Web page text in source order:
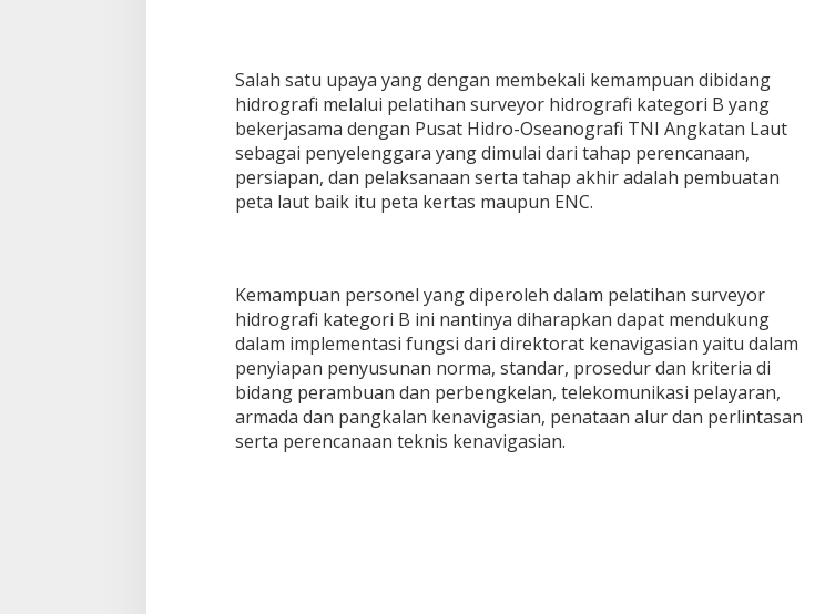
Salah satu upaya yang dengan membekali kemampuan dibidang
hidrografi melalui pelatihan surveyor hidrografi kategori B yang
bekerjasama dengan Pusat Hidro-Oseanografi TNI Angkatan Laut
sebagai penyelenggara yang dimulai dari tahap perencanaan,
persiapan, dan pelaksanaan serta tahap akhir adalah pembuatan
peta laut baik itu peta kertas maupun ENC.
Kemampuan personel yang diperoleh dalam pelatihan surveyor
hidrografi kategori B ini nantinya diharapkan dapat mendukung
dalam implementasi fungsi dari direktorat kenavigasian yaitu dalam
penyiapan penyusunan norma, standar, prosedur dan kriteria di
bidang perambuan dan perbengkelan, telekomunikasi pelayaran,
armada dan pangkalan kenavigasian, penataan alur dan perlintasan
serta perencanaan teknis kenavigasian.